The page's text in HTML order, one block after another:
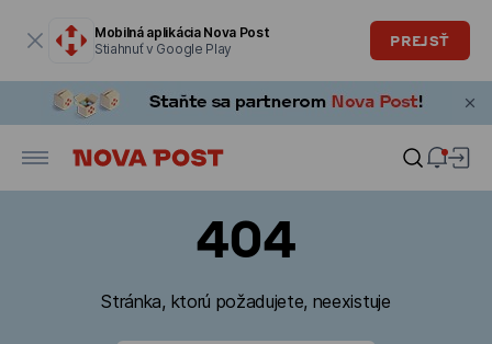
Mobilná aplikácia Nova Post
Stiahnuť v Google Play
PREJSŤ
404
Stránka, ktorú požadujete, neexistuje